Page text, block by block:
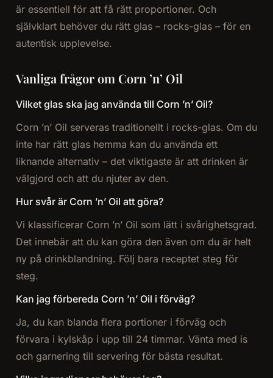
är essentiell för att få rätt proportioner. Och
självklart behöver du rätt glas – rocks-glas – för en
autentisk upplevelse.
Vanliga frågor om Corn ’n’ Oil
Vilket glas ska jag använda till Corn ’n’ Oil?
Corn ’n’ Oil serveras traditionellt i rocks-glas. Om du
inte har rätt glas hemma kan du använda ett
liknande alternativ – det viktigaste är att drinken är
välgjord och att du njuter av den.
Hur svår är Corn ’n’ Oil att göra?
Vi klassificerar Corn ’n’ Oil som lätt i svårighetsgrad.
Det innebär att du kan göra den även om du är helt
ny på drinkblandning. Följ bara receptet steg för
steg.
Kan jag förbereda Corn ’n’ Oil i förväg?
Ja, du kan blanda flera portioner i förväg och
förvara i kylskåp i upp till 24 timmar. Vänta med is
och garnering till servering för bästa resultat.